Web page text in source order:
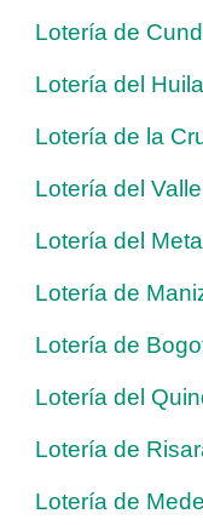
Lotería de
Lotería del Huila
Lotería de la
Lotería del Valle
Lotería del Meta
Lotería de
Lotería de
Lotería del
Lotería de
Lotería de